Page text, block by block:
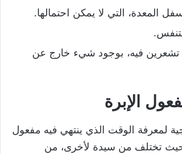
أسفل المعدة، التي لا يمكن احتمالها.
تشعرين فيه، بوجود شيء خارج عن
الإبرة
لمعرفة الوقت الذي ينتهي فيه مفعول
حيث تختلف من سيدة لأخرى، من